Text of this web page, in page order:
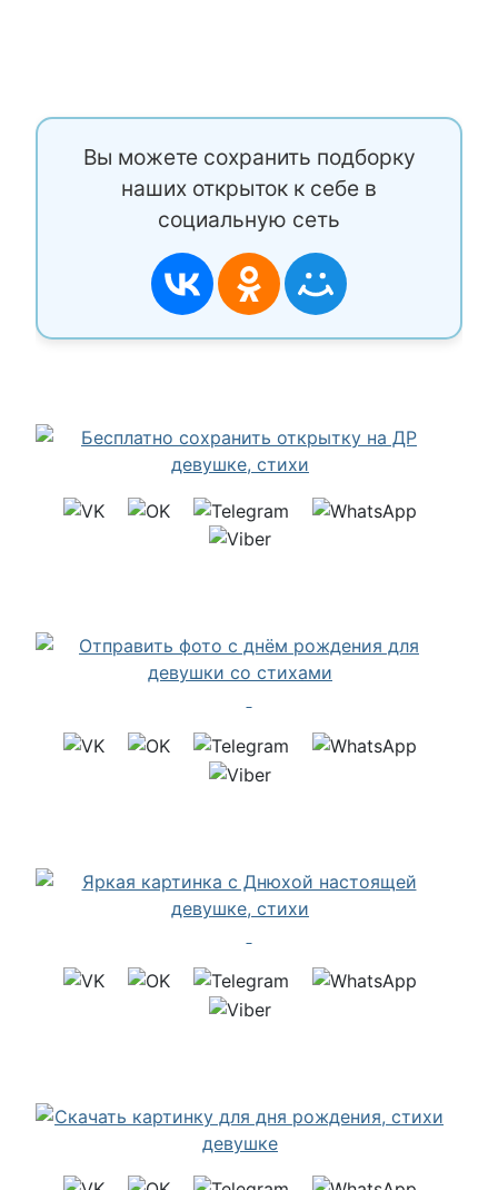
Вы можете сохранить подборку
наших открыток к себе в
социальную сеть